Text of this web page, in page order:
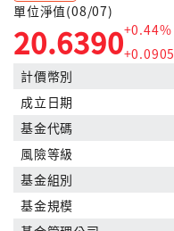
單位淨值(08/07)
20.6390+0.44%
+0.0905
計價幣別
成立日期
基金代碼
風險等級
基金組別
基金規模